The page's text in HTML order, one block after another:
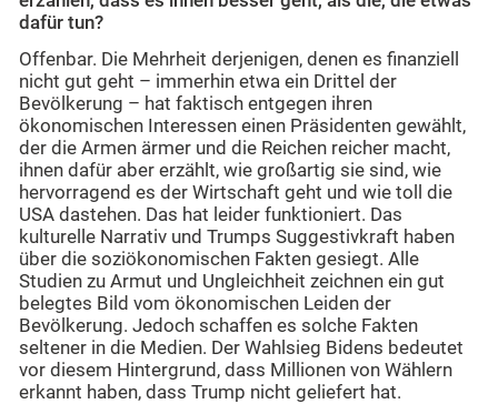
dafür tun?
Offenbar. Die Mehrheit derjenigen, denen es finanziell
nicht gut geht – immerhin etwa ein Drittel der
Bevölkerung – hat faktisch entgegen ihren
ökonomischen Interessen einen Präsidenten gewählt,
der die Armen ärmer und die Reichen reicher macht,
ihnen dafür aber erzählt, wie großartig sie sind, wie
hervorragend es der Wirtschaft geht und wie toll die
USA dastehen. Das hat leider funktioniert. Das
kulturelle Narrativ und Trumps Suggestivkraft haben
über die soziökonomischen Fakten gesiegt. Alle
Studien zu Armut und Ungleichheit zeichnen ein gut
belegtes Bild vom ökonomischen Leiden der
Bevölkerung. Jedoch schaffen es solche Fakten
seltener in die Medien. Der Wahlsieg Bidens bedeutet
vor diesem Hintergrund, dass Millionen von Wählern
erkannt haben, dass Trump nicht geliefert hat.